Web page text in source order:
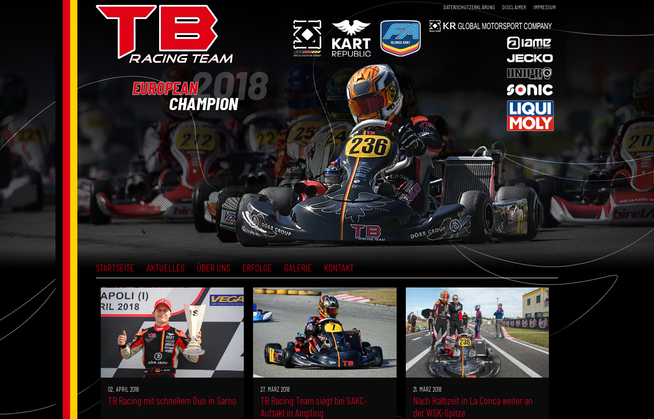
DATENSCHUTZERKLÄRUNG DISCLAIMER IMPRESSUM
STARTSEITE AKTUELLES ÜBER UNS ERFOLGE GALERIE KONTAKT
02. APRIL 2018
TB Racing mit schnellem Duo in Sarno
27. MÄRZ 2018
TB Racing Team siegt bei SAKC-
Auftakt in Ampfing
21. MÄRZ 2018
Nach Halbzeit in La Conca weiter an
der WSK-Spitze